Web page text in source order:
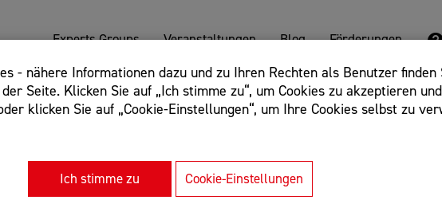
- nähere Informationen dazu und zu Ihren Rechten als Benutzer
Seite. Klicken Sie auf „Ich stimme zu“, um Cookies zu akzeptieren
klicken Sie auf „Cookie-Einstellungen“, um Ihre Cookies selbst zu
Ich stimme zu Cookie-Einstellungen
Experts Groups Veranstaltungen Blog Förderungen
einschließen: +webshop, Begriff ausschließen: -webshop,
of things"